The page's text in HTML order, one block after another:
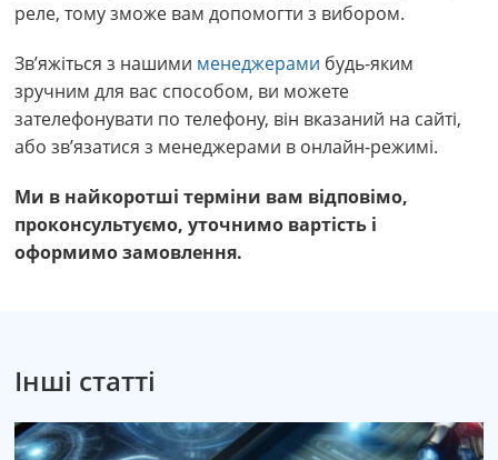
реле, тому зможе вам допомогти з вибором.
Зв’яжіться з нашими менеджерами будь-яким
зручним для вас способом, ви можете
зателефонувати по телефону, він вказаний на сайті,
або зв’язатися з менеджерами в онлайн-режимі.
Ми в найкоротші терміни вам відповімо,
проконсультуємо, уточнимо вартість і
оформимо замовлення.
Інші статті